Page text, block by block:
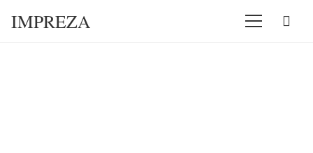
IMPREZA